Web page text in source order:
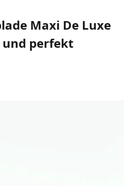
Maxi De Luxe
und perfekt